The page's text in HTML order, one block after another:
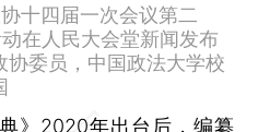
十四届一次会议第二
在人民大会堂新闻发布
协委员，中国政法大学校
典》2020年出台后，编纂